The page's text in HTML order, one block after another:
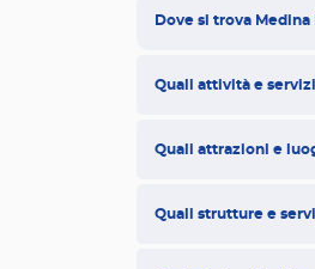
Dove si trova
Quali attività e
Quali attrazioni e
Quali strutture e